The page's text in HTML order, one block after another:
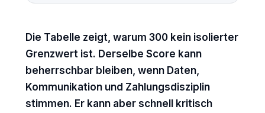
Die Tabelle zeigt, warum 300 kein isolierter
Grenzwert ist. Derselbe Score kann
beherrschbar bleiben, wenn Daten,
Kommunikation und Zahlungsdisziplin
stimmen. Er kann aber schnell kritisch